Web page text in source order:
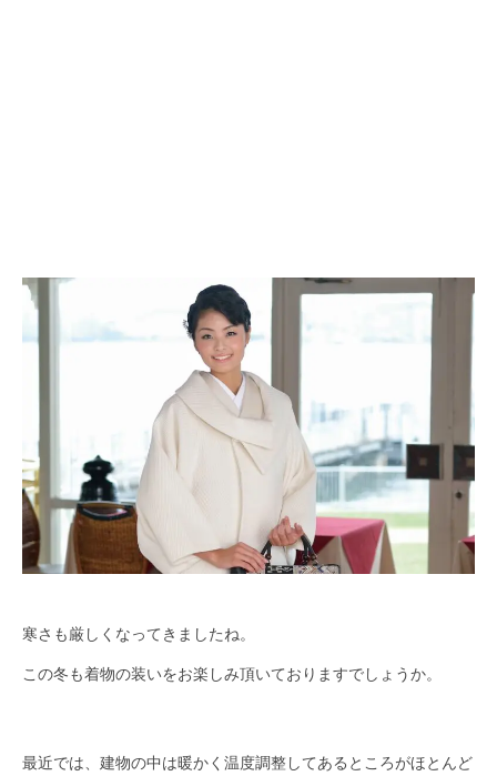
寒さも厳しくなってきましたね。
この冬も着物の装いをお楽しみ頂いておりますでしょうか。
最近では、建物の中は暖かく温度調整してあるところがほとんど